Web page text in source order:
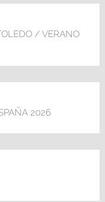
/ VERANO
2026